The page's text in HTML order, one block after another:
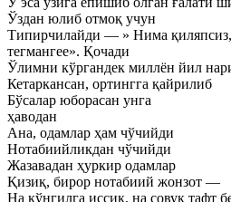
Ўздан юлиб отмоқ учун
Типирчилайди — » Нима қиляпсиз,
тегмангее». Қочади
Ўлимни кўргандек миллён йил
Кетаркансан, ортингга қайрилиб
Бўсалар юборасан унга
ҳаводан
Ана, одамлар ҳам чўчийди
Нотабиийликдан чўчийди
Жазавадан ҳуркир одамлар
Қизиқ, бирор нотабиий жонзот —
На кўнгилга иссиқ, на совуқ тафт